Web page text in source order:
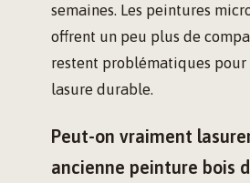
semaines. Les peintures
offrent un peu plus de
restent problématiques
lasure durable.
Peut-on vraiment
ancienne peinture bois